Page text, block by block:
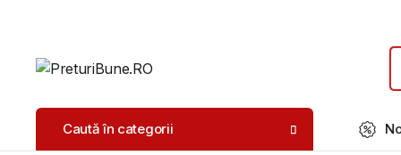
Caută în categorii